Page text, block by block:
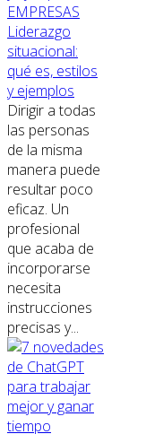
EMPRESAS
Liderazgo
situacional:
qué es, estilos
y ejemplos
Dirigir a todas
las personas
de la misma
manera puede
resultar poco
eficaz. Un
profesional
que acaba de
incorporarse
necesita
instrucciones
precisas y...